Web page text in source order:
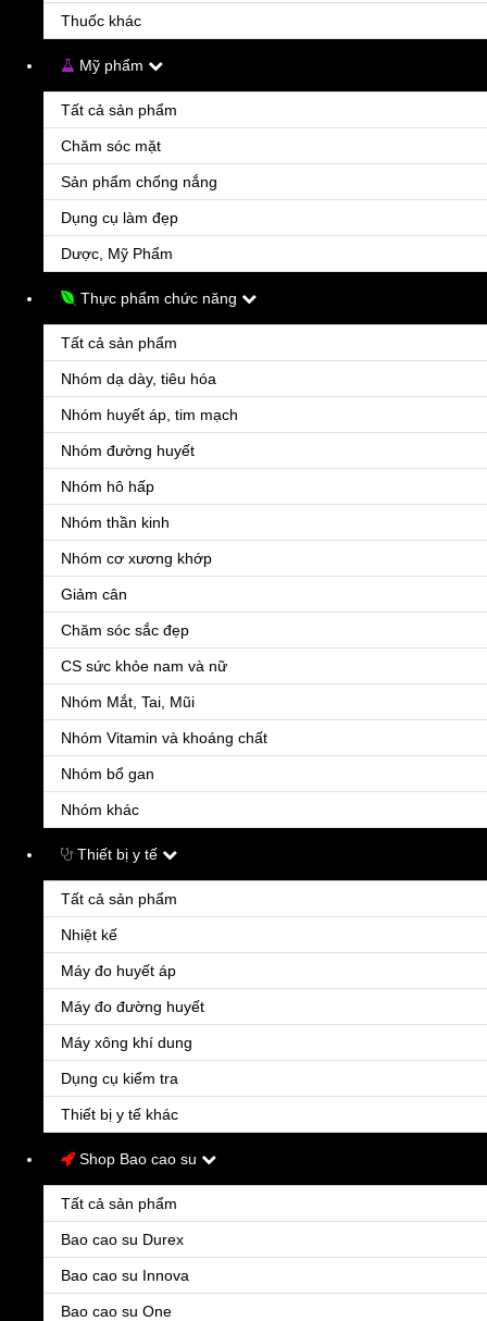
Thuốc khác
Mỹ phẩm
Tất cả sản phẩm
Chăm sóc mặt
Sản phẩm chống nắng
Dụng cụ làm đẹp
Dược, Mỹ Phẩm
Thực phẩm chức năng
Tất cả sản phẩm
Nhóm dạ dày, tiêu hóa
Nhóm huyết áp, tim mạch
Nhóm đường huyết
Nhóm hô hấp
Nhóm thần kinh
Nhóm cơ xương khớp
Giảm cân
Chăm sóc sắc đẹp
CS sức khỏe nam và nữ
Nhóm Mắt, Tai, Mũi
Nhóm Vitamin và khoáng chất
Nhóm bổ gan
Nhóm khác
Thiết bị y tế
Tất cả sản phẩm
Nhiệt kế
Máy đo huyết áp
Máy đo đường huyết
Máy xông khí dung
Dụng cụ kiểm tra
Thiết bị y tế khác
Shop Bao cao su
Tất cả sản phẩm
Bao cao su Durex
Bao cao su Innova
Bao cao su One